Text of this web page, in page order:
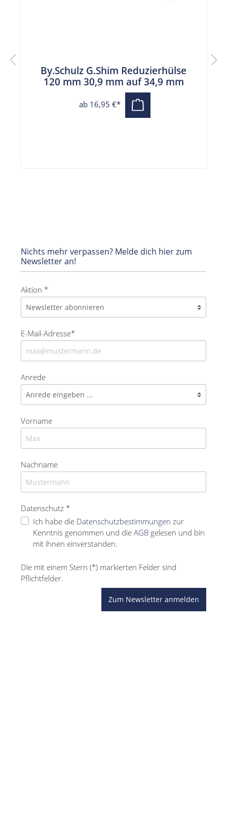
By.Schulz G.Shim Reduzierhülse
120 mm 30,9 mm auf 34,9 mm
ab 16,95 €*
Nichts mehr verpassen? Melde dich hier zum
Newsletter an!
Aktion *
E-Mail-Adresse*
Anrede
Vorname
Nachname
Datenschutz *
Ich habe die Datenschutzbestimmungen zur
Kenntnis genommen und die AGB gelesen und bin
mit ihnen einverstanden.
Die mit einem Stern (*) markierten Felder sind
Pflichtfelder.
Zum Newsletter anmelden